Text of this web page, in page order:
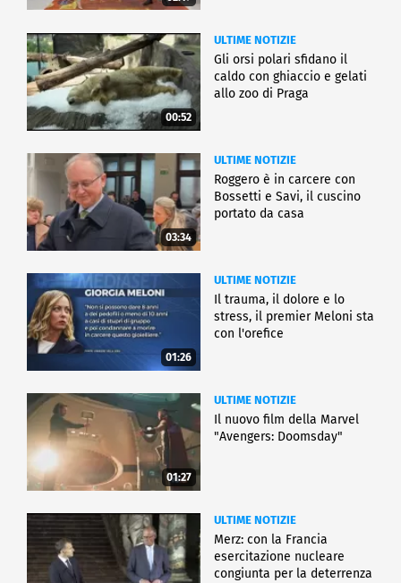
00:52
ULTIME NOTIZIE
Gli orsi polari sfidano il
caldo con ghiaccio e gelati
allo zoo di Praga
03:34
ULTIME NOTIZIE
Roggero è in carcere con
Bossetti e Savi, il cuscino
portato da casa
01:26
ULTIME NOTIZIE
Il trauma, il dolore e lo
stress, il premier Meloni sta
con l'orefice
01:27
ULTIME NOTIZIE
Il nuovo film della Marvel
"Avengers: Doomsday"
ULTIME NOTIZIE
Merz: con la Francia
esercitazione nucleare
congiunta per la deterrenza